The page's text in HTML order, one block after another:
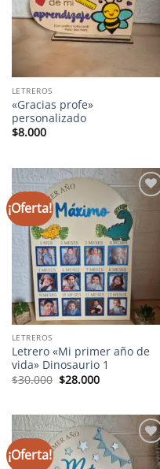
LETREROS
«Gracias profe»
personalizado
$8.000
¡Oferta!
lista de
deseos
LETREROS
Letrero «Mi primer año de
vida» Dinosaurio 1
$30.000 El
precio
$30.000.
$28.000El
precio
$28.000.
¡Oferta!
Añadir